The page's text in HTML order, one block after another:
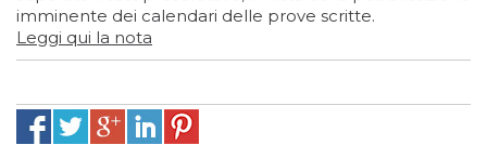
imminente dei calendari delle prove scritte.
Leggi qui la nota